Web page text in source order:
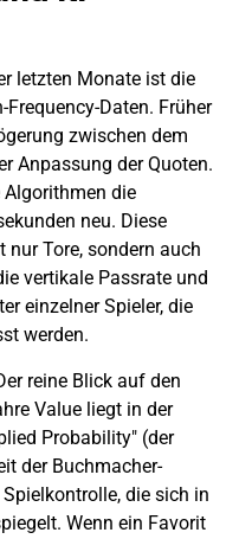
letzten Monate ist die
Daten. Früher
zwischen dem
Anpassung der Quoten.
Algorithmen die
neu. Diese
Tore, sondern auch
vertikale Passrate und
einzelner Spieler, die
werden.
reine Blick auf den
Value liegt in der
Probability" (der
der Buchmacher-
die sich in
Wenn ein Favorit